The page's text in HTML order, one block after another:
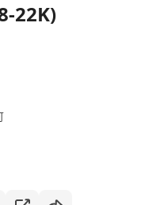
22K)